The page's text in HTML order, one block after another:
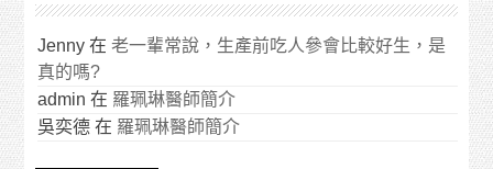
Jenny 在老一輩常說，生產前吃人參會比較好生，是
真的嗎?
admin 在 羅珮琳醫師簡介
吳奕德 在 羅珮琳醫師簡介